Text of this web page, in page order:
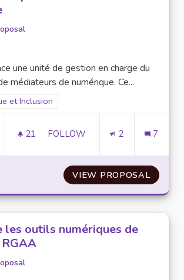
une unité de gestion en charge du
médiateurs de numérique. Ce...
category:
for scope: Numérique et Inclusion
et Inclusion
21 21 FOLLOWERS
FOLLOW 2 7
VIEW PROPOSAL
les outils numériques de